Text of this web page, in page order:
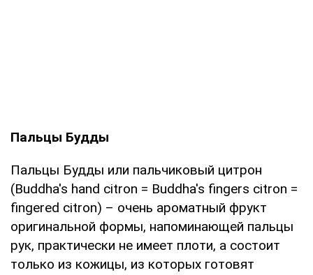
Пальцы Будды
Пальцы Будды или пальчиковый цитрон
(Buddha's hand citron = Buddha's fingers citron =
fingered citron) – очень ароматный фрукт
оригинальной формы, напоминающей пальцы
рук, практически не имеет плоти, а состоит
только из кожицы, из которых готовят